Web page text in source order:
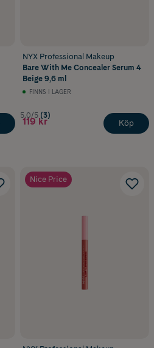
NYX Professional Makeup
Bare With Me Concealer Serum 4
Beige 9,6 ml
FINNS I LAGER
5.0/5 (3)
119 kr Köp
Nice Price